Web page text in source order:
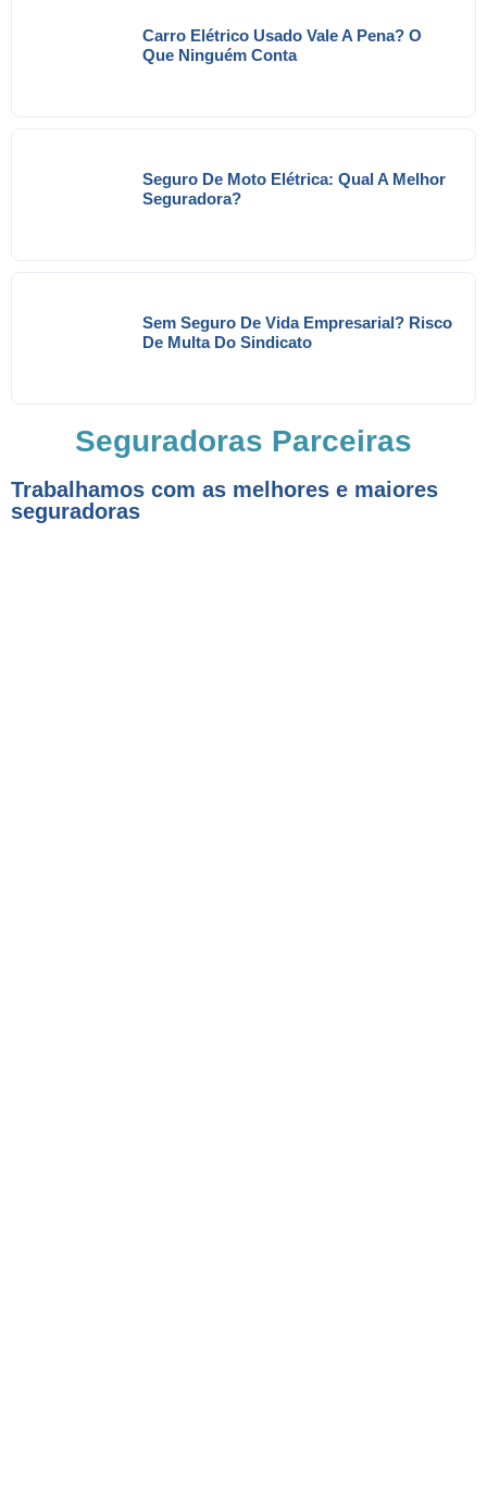
Carro Elétrico Usado Vale A Pena? O
Que Ninguém Conta
Seguro De Moto Elétrica: Qual A Melhor
Seguradora?
Sem Seguro De Vida Empresarial? Risco
De Multa Do Sindicato
Seguradoras Parceiras
Trabalhamos com as melhores e maiores
seguradoras